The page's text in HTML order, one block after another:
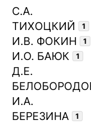
С.А.
ТИХОЦКИЙ
1
И.В. ФОКИН 1
И.О. БАЮК 1
Д.Е.
И.А.
БЕРЕЗИНА
1